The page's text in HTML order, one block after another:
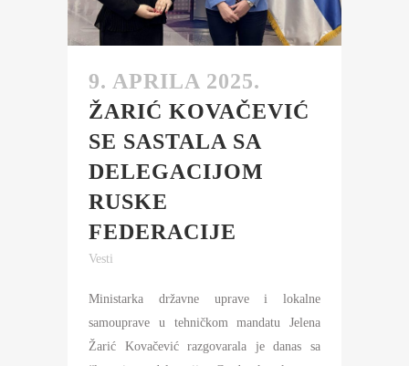
9. APRILA 2025.
ŽARIĆ KOVAČEVIĆ
SE SASTALA SA
DELEGACIJOM
RUSKE
FEDERACIJE
Vesti
Ministarka državne uprave i lokalne
samouprave u tehničkom mandatu Jelena
Žarić Kovačević razgovarala je danas sa